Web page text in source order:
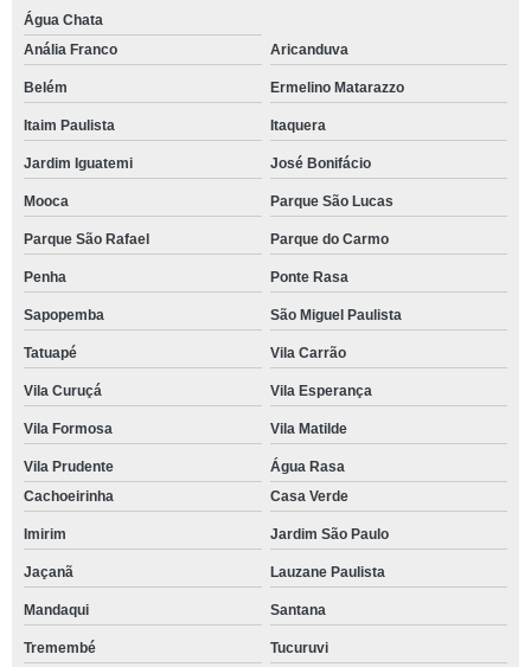
Água Chata
Anália Franco
Aricanduva
Belém Ermelino Matarazzo
Itaim Paulista Itaquera
Jardim Iguatemi José Bonifácio
Mooca Parque São Lucas
Parque São Rafael Parque do Carmo
Penha Ponte Rasa
Sapopemba São Miguel Paulista
Tatuapé Vila Carrão
Vila Curuçá Vila Esperança
Vila Formosa Vila Matilde
Vila Prudente
Água Rasa
Cachoeirinha
Casa Verde
Imirim Jardim São Paulo
Jaçanã Lauzane Paulista
Mandaqui Santana
Tremembé Tucuruvi